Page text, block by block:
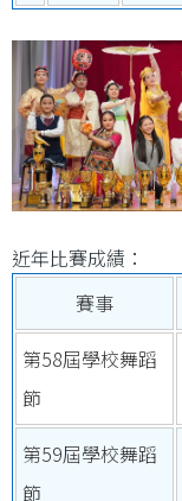
近年比賽成績：
賽事
第58屆學校舞蹈
節
第59屆學校舞蹈
節